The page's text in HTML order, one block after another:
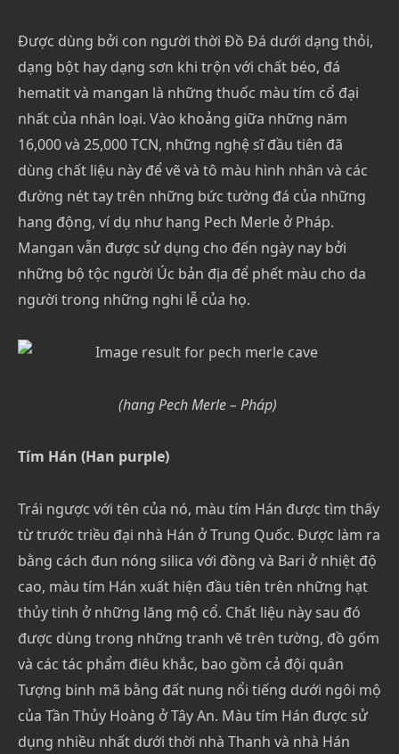
Được dùng bởi con người thời Đồ Đá dưới dạng thỏi,
dạng bột hay dạng sơn khi trộn với chất béo, đá
hematit và mangan là những thuốc màu tím cổ đại
nhất của nhân loại. Vào khoảng giữa những năm
16,000 và 25,000 TCN, những nghệ sĩ đầu tiên đã
dùng chất liệu này để vẽ và tô màu hình nhân và các
đường nét tay trên những bức tường đá của những
hang động, ví dụ như hang Pech Merle ở Pháp.
Mangan vẫn được sử dụng cho đến ngày nay bởi
những bộ tộc người Úc bản địa để phết màu cho da
người trong những nghi lễ của họ.
(hang Pech Merle – Pháp)
Tím Hán (Han purple)
Trái ngược với tên của nó, màu tím Hán được tìm thấy
từ trước triều đại nhà Hán ở Trung Quốc. Được làm ra
bằng cách đun nóng silica với đồng và Bari ở nhiệt độ
cao, màu tím Hán xuất hiện đầu tiên trên những hạt
thủy tinh ở những lăng mộ cổ. Chất liệu này sau đó
được dùng trong những tranh vẽ trên tường, đồ gốm
và các tác phẩm điêu khắc, bao gồm cả đội quân
Tượng binh mã bằng đất nung nổi tiếng dưới ngôi mộ
của Tần Thủy Hoàng ở Tây An. Màu tím Hán được sử
dụng nhiều nhất dưới thời nhà Thanh và nhà Hán